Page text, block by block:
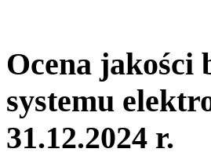
Ocena jakości
systemu
31.12.2024 r.